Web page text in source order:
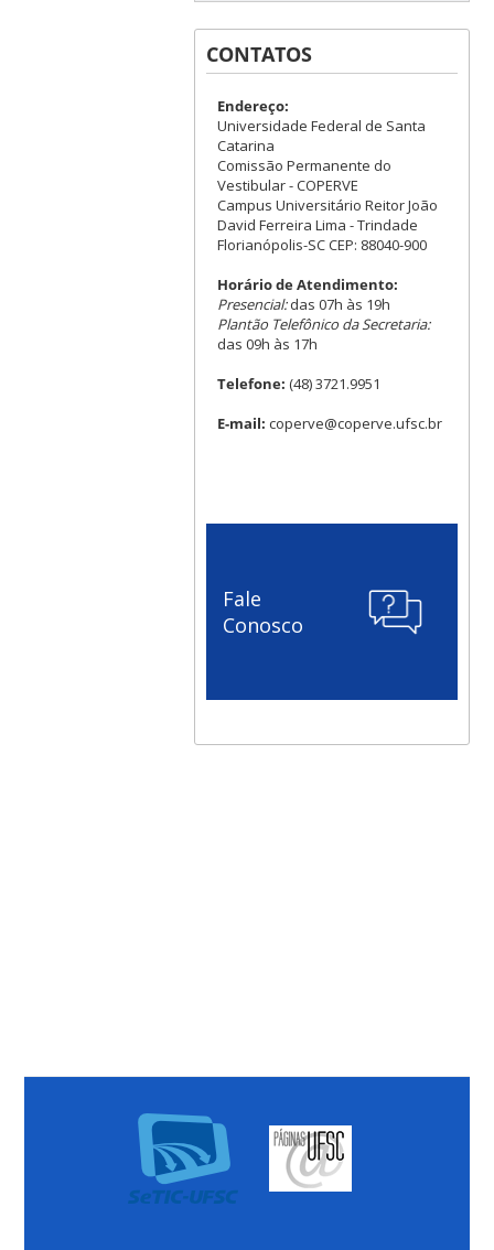
CONTATOS
Endereço:
Universidade Federal de Santa
Catarina
Comissão Permanente do
Vestibular - COPERVE
Campus Universitário Reitor João
David Ferreira Lima - Trindade
Florianópolis-SC CEP: 88040-900
Horário de Atendimento:
Presencial:das 07h às 19h
Plantão Telefônico da Secretaria:
das 09h às 17h
Telefone: (48) 3721.9951
E-mail: coperve@coperve.ufsc.br
Fale
Conosco